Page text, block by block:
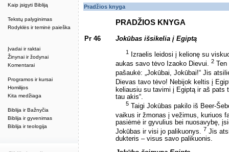
Kaip įsigyti Bibliją
Tekstų palyginimas
Rodyklės ir teminė paieška
Įvadai ir raktai
Žinynai ir žodynai
Komentarai
Programos ir kursai
Homilijos
Kita medžiaga
Biblija ir Bažnyčia
Biblija ir gyvenimas
Biblija ir teologija
Pradžios knyga
PRADŽIOS KNYGA
Pr 46 Jokūbas išsikelia į Egiptą
1
Izraelis leidosi į kelionę su
aukas savo tėvo Izaoko Dievui. 2
pašaukė: „Jokūbai, Jokūbai!“ Jis
Dievas tavo tėvo! Nebijok keltis į
keliausiu su tavimi į Egiptą ir aš pats
tau akis“.
5 Taigi Jokūbas pakilo iš Beer-
vaikus ir žmonas į vežimus, kuriuos
pasiėmė ir gyvulius bei nuosavybę,
Jokūbas ir visi jo palikuonys. 7 Jis
dukteris – visus savo palikuonis.